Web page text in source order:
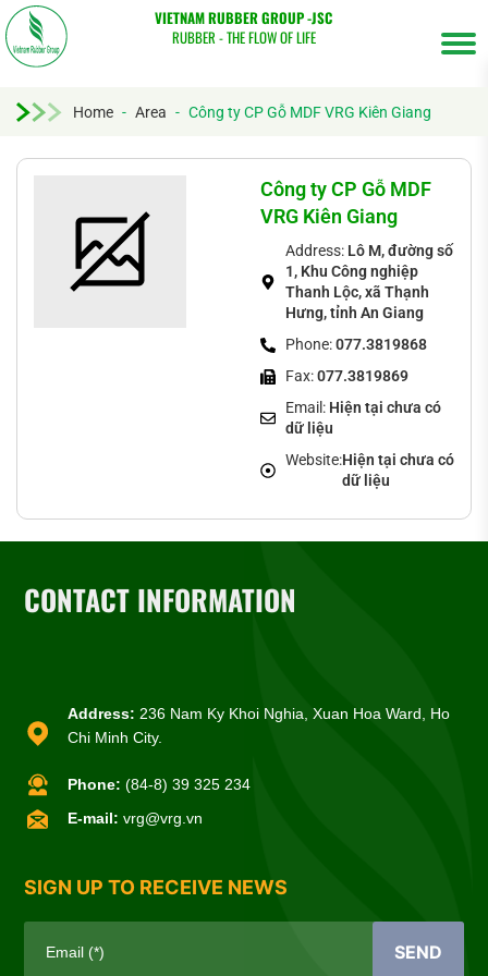
VIETNAM RUBBER GROUP -JSC
RUBBER - THE FLOW OF LIFE
Home - Area - Công ty CP Gỗ MDF VRG Kiên Giang
Công ty CP Gỗ MDF
VRG Kiên Giang
Address: Lô M, đường số
1, Khu Công nghiệp
Thanh Lộc, xã Thạnh
Hưng, tỉnh An Giang
Phone:077.3819868
Fax:077.3819869
Email: Hiện tại chưa có
dữ liệu
Website:Hiện tại chưa có
dữ liệu
CONTACT INFORMATION
Address: 236 Nam Ky Khoi Nghia, Xuan Hoa Ward, Ho
Chi Minh City.
Phone: (84-8) 39 325 234
E-mail: vrg@vrg.vn
SIGN UP TO RECEIVE NEWS
Email (*) SEND